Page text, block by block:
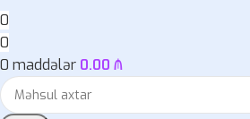
0
0
0 maddələr 0.00 ₼